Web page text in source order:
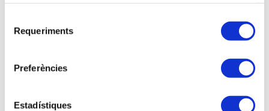
Requeriments
Preferències
Estadístiques
Si no eres asociado/a continúa el proceso de